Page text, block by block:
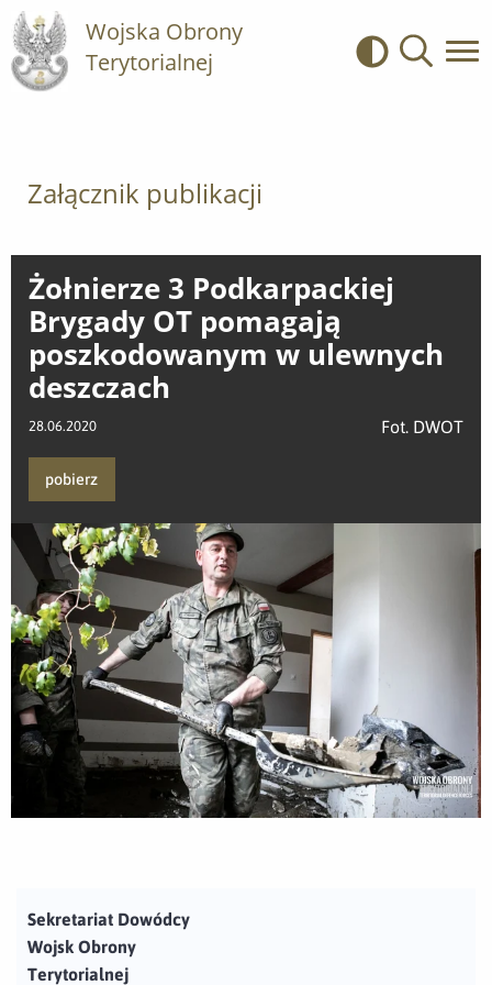
Wojska Obrony
Terytorialnej
Kontrast
Załącznik publikacji
Żołnierze 3 Podkarpackiej
Brygady OT pomagają
poszkodowanym w ulewnych
deszczach
28.06.2020 Fot. DWOT
pobierz
Sekretariat Dowódcy
Wojsk Obrony
Terytorialnej